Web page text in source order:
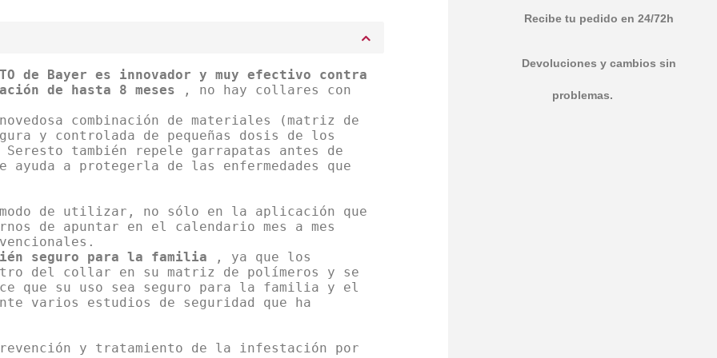
Recibe tu pedido en 24/72h
Devoluciones y cambios sin
problemas.
de Bayer es innovador y muy efectivo contra
de hasta 8 meses , no hay collares con
combinación de materiales (matriz de
y controlada de pequeñas dosis de los
también repele garrapatas antes de
a protegerla de las enfermedades que
de utilizar, no sólo en la aplicación que
de apuntar en el calendario mes a mes
seguro para la familia , ya que los
del collar en su matriz de polímeros y se
que su uso sea seguro para la familia y el
varios estudios de seguridad que ha
y tratamiento de la infestación por